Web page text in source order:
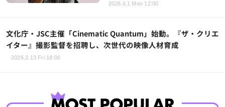
2026.6.1 Mon 12:00
文化庁・JSC主催「Cinematic Quantum」始動。『ザ・クリエ
イター』撮影監督を招聘し、次世代の映像人材育成
2026.2.13 Fri 18:00